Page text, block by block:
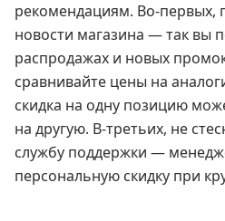
рекомендациям. Во-первых,
новости магазина — так вы
распродажах и новых
сравнивайте цены на
скидка на одну позицию
на другую. В-третьих, не
службу поддержки —
персональную скидку при